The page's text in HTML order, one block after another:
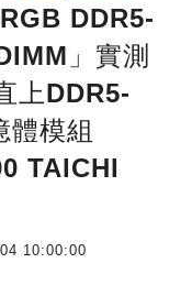
DDR5-
」實測
上DDR5-
體模組
TAICHI
10:00:00